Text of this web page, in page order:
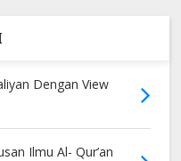
Dengan View
Ilmu Al- Qur’an